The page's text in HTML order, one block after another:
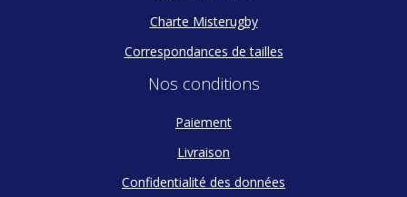
Charte Misterugby
Correspondances de tailles
Nos conditions
Paiement
Livraison
Confidentialité des données